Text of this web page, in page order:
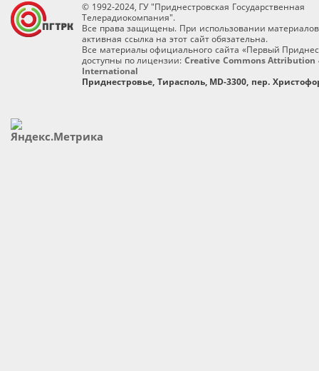
© 1992-2024, ГУ "Приднестровская Государственная
Телерадиокомпания".
Все права защищены. При использовании
активная ссылка на этот сайт обязательна.
Все материалы официального сайта «Первый
доступны по лицензии: Creative Commons Attribution
International
Приднестровье, Тирасполь, MD-3300, пер.